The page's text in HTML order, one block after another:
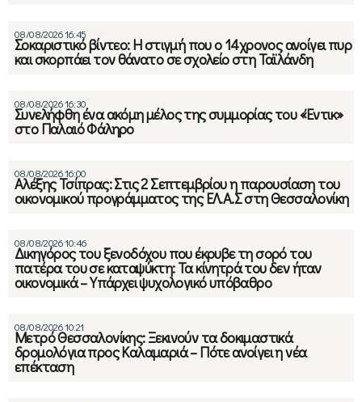
08/08/2026 16:45
Σοκαριστικό βίντεο: Η στιγμή που ο 14χρονος ανοίγει πυρ
και σκορπάει τον θάνατο σε σχολείο στη Ταϊλάνδη
08/08/2026 16:30
Συνελήφθη ένα ακόμη μέλος της συμμορίας του «Έντικ»
στο Παλαιό Φάληρο
08/08/2026 16:00
Αλέξης Τσίπρας: Στις 2 Σεπτεμβρίου η παρουσίαση του
οικονομικού προγράμματος της ΕΛ.Α.Σ στη Θεσσαλονίκη
08/08/2026 10:46
Δικηγόρος του ξενοδόχου που έκρυβε τη σορό του
πατέρα του σε καταψύκτη: Τα κίνητρά του δεν ήταν
οικονομικά – Υπάρχει ψυχολογικό υπόβαθρο
08/08/2026 10:21
Μετρό Θεσσαλονίκης: Ξεκινούν τα δοκιμαστικά
δρομολόγια προς Καλαμαριά – Πότε ανοίγει η νέα
επέκταση